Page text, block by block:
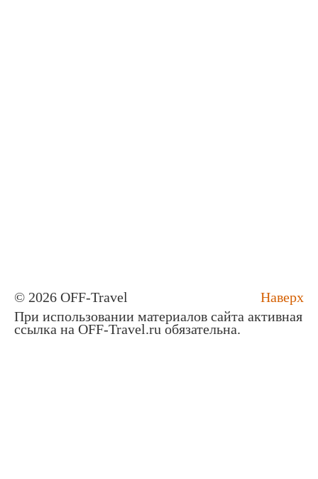
Наверх
© 2026 OFF-Travel
При использовании материалов сайта активная
ссылка на OFF-Travel.ru обязательна.